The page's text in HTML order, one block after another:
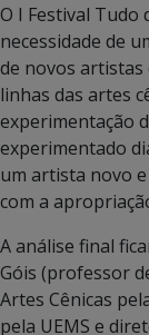
O I Festival
necessidade de
de novos artistas
linhas das artes
experimentação
experimentado
um artista novo
com a
A análise final
Góis (professor
Artes Cênicas
pela UEMS e